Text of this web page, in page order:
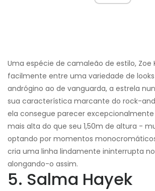
Uma espécie de camaleão de estilo, Zoe
facilmente entre uma variedade de
andrógino ao de vanguarda, a estrela
sua característica marcante do rock-
ela consegue parecer
mais alta do que seu 1,50m de altura -
optando por momentos
cria uma linha lindamente ininterrupta
alongando-o assim.
5. Salma Hayek